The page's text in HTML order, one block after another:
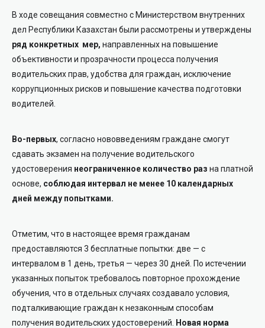
В ходе совещания совместно с Министерством внутренних
дел Республики Казахстан были рассмотрены и утверждены
ряд конкретных мер, направленных на повышение
объективности и прозрачности процесса получения
водительских прав, удобства для граждан, исключение
коррупционных рисков и повышение качества подготовки
водителей.
Во-первых, согласно нововведениям граждане смогут
сдавать экзамен на получение водительского
удостоверения неограниченное количество раз на платной
основе, соблюдая интервал не менее 10 календарных
дней между попытками.
Отметим, что в настоящее время гражданам
предоставляются 3 бесплатные попытки: две — с
интервалом в 1 день, третья — через 30 дней. По истечении
указанных попыток требовалось повторное прохождение
обучения, что в отдельных случаях создавало условия,
подталкивающие граждан к незаконным способам
получения водительских удостоверений.
Новая норма